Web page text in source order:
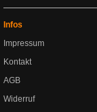
Infos
Impressum
Kontakt
AGB
Widerruf